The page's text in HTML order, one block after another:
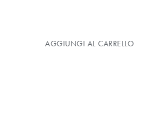
AGGIUNGI AL CARRELLO